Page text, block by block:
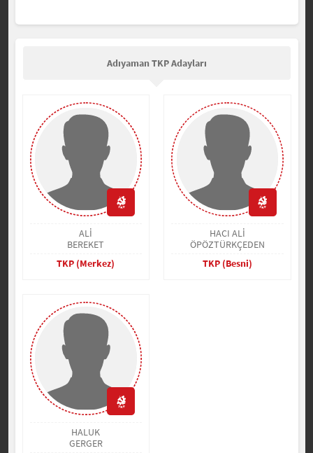
Adıyaman TKP Adayları
ALİ
BEREKET
TKP (Merkez)
HACI ALİ
ÖPÖZTÜRKÇEDEN
TKP (Besni)
HALUK
GERGER